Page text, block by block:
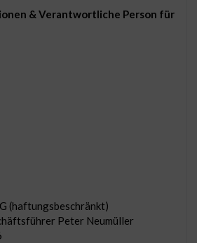
& Verantwortliche Person für
(haftungsbeschränkt)
Peter Neumüller